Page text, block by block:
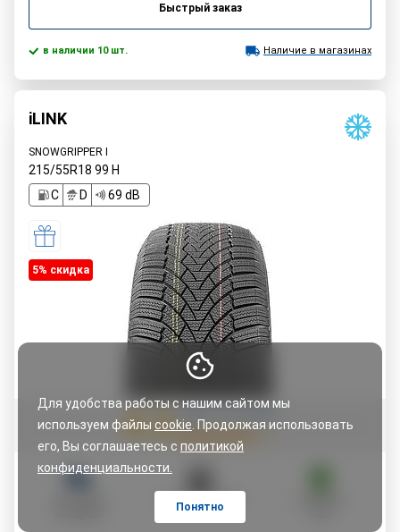
Для удобства работы с нашим сайтом мы
используем файлы cookie . Продолжая использовать
его, Вы соглашаетесь с политикой
конфиденциальности.
Понятно
Быстрый заказ
в наличии 10 шт. Наличие в магазинах
iLINK
SNOWGRIPPER I
215/55R18 99 H
C
D 69 dB
5% cкидка
4.2